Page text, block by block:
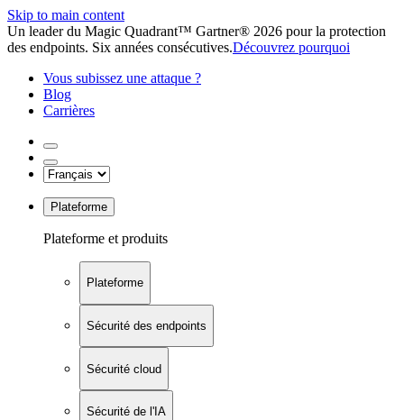
Skip to main content
Un leader du Magic Quadrant™ Gartner® 2026 pour la protection
des endpoints. Six années consécutives.Découvrez pourquoi
Vous subissez une attaque ?
Blog
Carrières
Plateforme
Plateforme et produits
Plateforme
Sécurité des endpoints
Sécurité cloud
Sécurité de l'IA